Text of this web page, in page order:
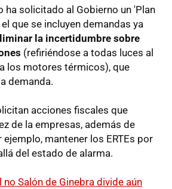
ha solicitado al Gobierno un 'Plan
que se incluyen demandas ya
la incertidumbre sobre
(refiriéndose a todas luces al
los motores térmicos), que
demanda.
acciones fiscales que
de la empresas, además de
mantener los ERTEs por
del estado de alarma.
no Salón de Ginebra divide aún